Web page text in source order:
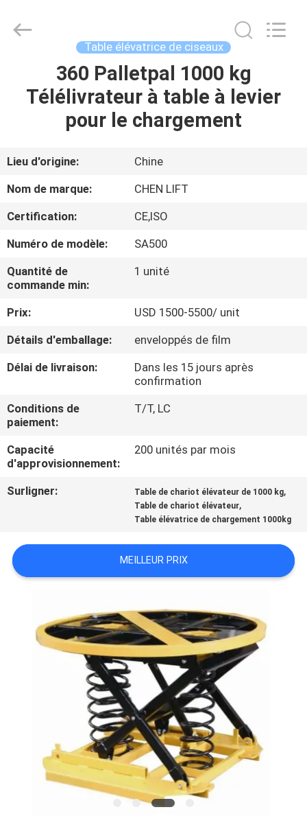
MAISON
PRODUITS
À
DE
NOUS
VISITE
DE
L'USINE
CONTRÔLE
DE
LA
QUALITÉ
CONTACTER
DEMANDEZ
UN DEVIS
POLITIQUE
MACHINERY
Table élévatrice de ciseaux
360 Palletpal 1000 kg
Télélivrateur à table à levier
pour le chargement
Lieu d'origine:
Chine
Nom de marque:
CHEN LIFT
Certification:
CE,ISO
Numéro de modèle:
SA500
Quantité de
commande min:
1 unité
Prix:
USD 1500-5500/ unit
Détails d'emballage:
enveloppés de film
Délai de livraison:
Dans les 15 jours après
confirmation
Conditions de
paiement:
T/T, LC
Capacité
d'approvisionnement:
200 unités par mois
Surligner: Table de chariot élévateur de 1000 kg,
Table de chariot élévateur,
Table élévatrice de chargement 1000kg
MEILLEUR PRIX